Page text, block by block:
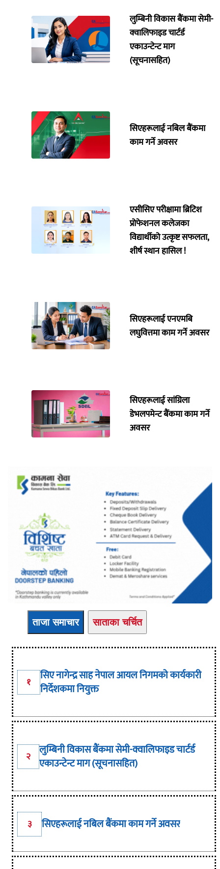
लुम्बिनी विकास बैंकमा सेमी-
क्वालिफाइड चार्टर्ड
एकाउन्टेन्ट माग
(सूचनासहित)
सिएहरूलाई नबिल बैंकमा
काम गर्ने अवसर
एसीसिए परीक्षामा ब्रिटिश
प्रोफेशनल कलेजका
विद्यार्थीको उत्कृष्ट सफलता,
शीर्ष स्थान हासिल !
सिएहरूलाई एनएमबि
लघुवित्तमा काम गर्ने अवसर
सिएहरूलाई सांग्रिला
डेभलपमेन्ट बैंकमा काम गर्ने
अवसर
ताजा समाचार साताका चर्चित
१
सिए नागेन्द्र साह नेपाल आयल निगमको कार्यकारी
निर्देशकमा नियुक्त
२
लुम्बिनी विकास बैंकमा सेमी-क्वालिफाइड चार्टर्ड
एकाउन्टेन्ट माग (सूचनासहित)
३ सिएहरूलाई नबिल बैंकमा काम गर्ने अवसर